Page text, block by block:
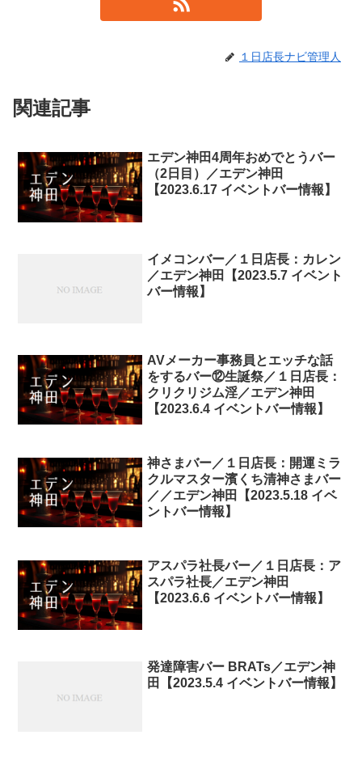
１日店長ナビ管理人
関連記事
エデン神田4周年おめでとうバー
（2日目）／エデン神田
【2023.6.17 イベントバー情報】
イメコンバー／１日店長：カレン
／エデン神田【2023.5.7 イベント
バー情報】
AVメーカー事務員とエッチな話
をするバー⑫生誕祭／１日店長：
クリクリジム淫／エデン神田
【2023.6.4 イベントバー情報】
神さまバー／１日店長：開運ミラ
クルマスター濱くち清神さまバー
／／エデン神田【2023.5.18 イベ
ントバー情報】
アスパラ社長バー／１日店長：ア
スパラ社長／エデン神田
【2023.6.6 イベントバー情報】
発達障害バー BRATs／エデン神
田【2023.5.4 イベントバー情報】